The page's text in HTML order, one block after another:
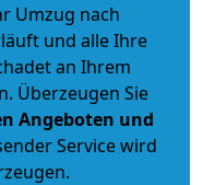
Umzug nach
und alle Ihre
an Ihrem
Überzeugen Sie
Angeboten und
Service wird